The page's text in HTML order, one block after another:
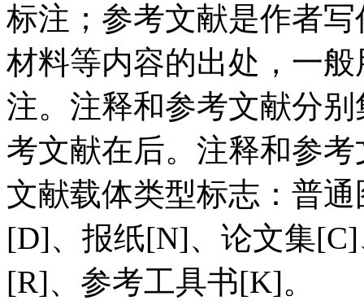
标注；参考文献是作者
材料等内容的出处，一
注。注释和参考文献分
考文献在后。注释和参
文献载体类型标志：普
[D]、报纸[N]、论文集
[R]、参考工具书[K]。